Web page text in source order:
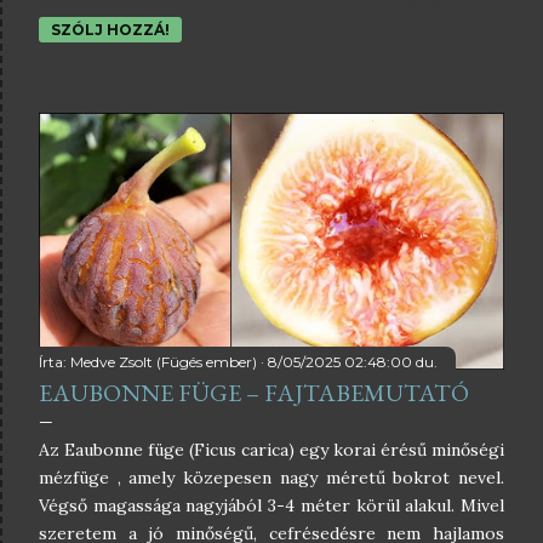
tartogatnak: a hőmérséklet egyes régiókban -15 Celsius-
fok alá, sőt akár a kritikus -20 fok közelébe is süllyedhet.
jelentenek rá. Ez az írás abban segít, hogy szakmai
alapokon, bevált módszereket követve, hatékonyan és
időben védekezhessünk a fügék számára végzetes fagyok
ellen. Kreatív Kertész weboldalamon bővített
tartalommal is megjelent ez a cikk , ahol nem csak a
fügék téli védelme téma, hanem minden fagyérzékeny
növényé. A kritikus határ: Miért pont a -15 fok? A füge
tűrőképessége fajtától, kortól és a növény állapotától is
függ, de általánosságban elmondható, hogy...
SZÓLJ HOZZÁ!
Írta: Medve Zsolt (Fügés ember) 8/05/2025 02:48:00 du.
EAUBONNE FÜGE – FAJTABEMUTATÓ
Az Eaubonne füge (Ficus carica) egy korai érésű minőségi
mézfüge , amely közepesen nagy méretű bokrot nevel.
Végső magassága nagyjából 3-4 méter körül alakul. Mivel
szeretem a jó minőségű, cefrésedésre nem hajlamos